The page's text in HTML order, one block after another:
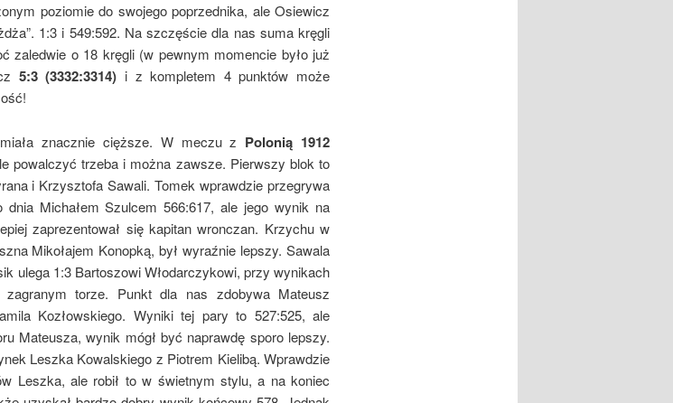
poziomie do swojego poprzednika, ale Osiewicz
1:3 i 549:592. Na szczęście dla nas suma kręgli
zaledwie o 18 kręgli (w pewnym momencie było już
5:3 (3332:3314) i z kompletem 4 punktów może
znacznie cięższe. W meczu z Polonią 1912
powalczyć trzeba i można zawsze. Pierwszy blok to
i Krzysztofa Sawali. Tomek wprawdzie przegrywa
Michałem Szulcem 566:617, ale jego wynik na
zaprezentował się kapitan wronczan. Krzychu w
Mikołajem Konopką, był wyraźnie lepszy. Sawala
ulega 1:3 Bartoszowi Włodarczykowi, przy wynikach
torze. Punkt dla nas zdobywa Mateusz
Kozłowskiego. Wyniki tej pary to 527:525, ale
Mateusza, wynik mógł być naprawdę sporo lepszy.
Leszka Kowalskiego z Piotrem Kielibą. Wprawdzie
Leszka, ale robił to w świetnym stylu, a na koniec